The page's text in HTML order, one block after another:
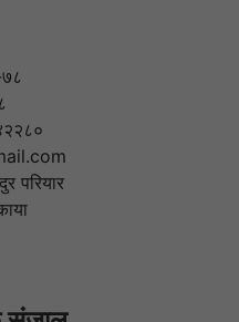
परियार